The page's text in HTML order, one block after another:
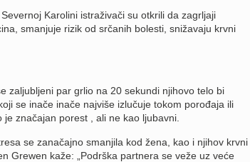
Karolini istraživači su otkrili da zagrljaji
smanjuje rizik od srčanih bolesti, snižavaju krvni
zaljubljeni par grlio na 20 sekundi njihovo telo bi
se inače inače najviše izlučuje tokom porođaja ili
značajan porest , ali ne kao ljubavni.
se zanačajno smanjila kod žena, kao i njihov krvni
Grewen kaže: „Podrška partnera se veže uz veće